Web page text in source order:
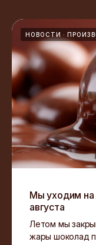
НОВОСТИ
Мы уходим на
августа
Летом мы
жары шоколад
правообладателя.
Прайс PDF
Фото продукции
Свидетельство ТМ
Пример договора
РАЗДЕЛЫ САЙТА
• Главная
• Интернет-магазин
• Вопросы и ответы
• Документы
• Контакты